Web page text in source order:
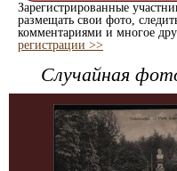
Зарегистрированные
размещать свои фото,
комментариями и многое
регистрации >>
Случайная